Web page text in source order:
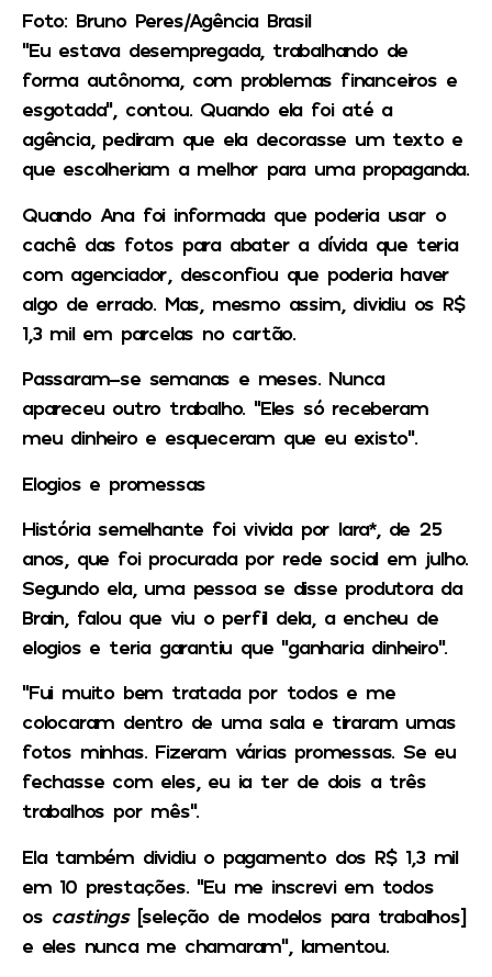
Foto: Bruno Peres/Agência Brasil
“Eu estava desempregada, trabalhando de
forma autônoma, com problemas financeiros e
esgotada”, contou. Quando ela foi até a
agência, pediram que ela decorasse um texto e
que escolheriam a melhor para uma propaganda.
Quando Ana foi informada que poderia usar o
cachê das fotos para abater a dívida que teria
com agenciador, desconfiou que poderia haver
algo de errado. Mas, mesmo assim, dividiu os R$
1,3 mil em parcelas no cartão.
Passaram-se semanas e meses. Nunca
apareceu outro trabalho. “Eles só receberam
meu dinheiro e esqueceram que eu existo”.
Elogios e promessas
História semelhante foi vivida por Iara*, de 25
anos, que foi procurada por rede social em julho.
Segundo ela, uma pessoa se disse produtora da
Brain, falou que viu o perfil dela, a encheu de
elogios e teria garantiu que “ganharia dinheiro”.
“Fui muito bem tratada por todos e me
colocaram dentro de uma sala e tiraram umas
fotos minhas. Fizeram várias promessas. Se eu
fechasse com eles, eu ia ter de dois a três
trabalhos por mês”.
Ela também dividiu o pagamento dos R$ 1,3 mil
em 10 prestações. “Eu me inscrevi em todos
os castings[seleção de modelos para trabalhos]
e eles nunca me chamaram”, lamentou.